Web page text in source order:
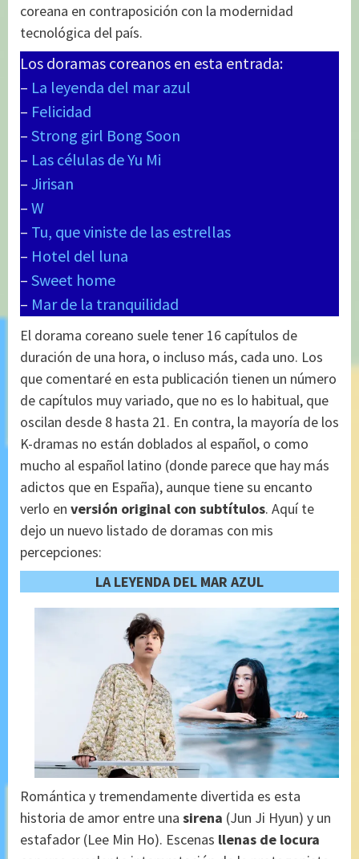
coreana en contraposición con la modernidad
tecnológica del país.
Los doramas coreanos en esta entrada:
– La leyenda del mar azul
– Felicidad
– Strong girl Bong Soon
– Las células de Yu Mi
– Jirisan
– W
– Tu, que viniste de las estrellas
– Hotel del luna
– Sweet home
– Mar de la tranquilidad
El dorama coreano suele tener 16 capítulos de
duración de una hora, o incluso más, cada uno. Los
que comentaré en esta publicación tienen un número
de capítulos muy variado, que no es lo habitual, que
oscilan desde 8 hasta 21. En contra, la mayoría de los
K-dramas no están doblados al español, o como
mucho al español latino (donde parece que hay más
adictos que en España), aunque tiene su encanto
verlo en versión original con subtítulos. Aquí te
dejo un nuevo listado de doramas con mis
percepciones:
LA LEYENDA DEL MAR AZUL
Romántica y tremendamente divertida es esta
historia de amor entre una sirena (Jun Ji Hyun) y un
estafador (Lee Min Ho). Escenas llenas de locura